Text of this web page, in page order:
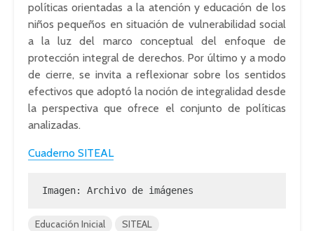
políticas orientadas a la atención y educación de los
niños pequeños en situación de vulnerabilidad social
a la luz del marco conceptual del enfoque de
protección integral de derechos. Por último y a modo
de cierre, se invita a reflexionar sobre los sentidos
efectivos que adoptó la noción de integralidad desde
la perspectiva que ofrece el conjunto de políticas
analizadas.
Cuaderno SITEAL
Imagen: Archivo de imágenes
Educación Inicial SITEAL